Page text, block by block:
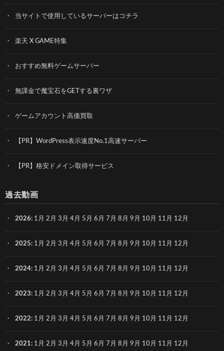
当サイトで使用しているサーバーはコチラ
楽天 X GAME特集
おすすめ無料ゲームサーバー
無課金で魔宝石をGETする裏ワザ
ゲームアカウント高価買取
【PR】WordPress表示速度No.1高速サーバー
【PR】格安ドメイン取得サービス
過去動画
2026: 1月 2月 3月 4月 5月 6月 7月 8月 9月 10月 11月 12月
2025: 1月 2月 3月 4月 5月 6月 7月 8月 9月 10月 11月 12月
2024: 1月 2月 3月 4月 5月 6月 7月 8月 9月 10月 11月 12月
2023: 1月 2月 3月 4月 5月 6月 7月 8月 9月 10月 11月 12月
2022: 1月 2月 3月 4月 5月 6月 7月 8月 9月 10月 11月 12月
2021: 1月 2月 3月 4月 5月 6月 7月 8月 9月 10月 11月 12月